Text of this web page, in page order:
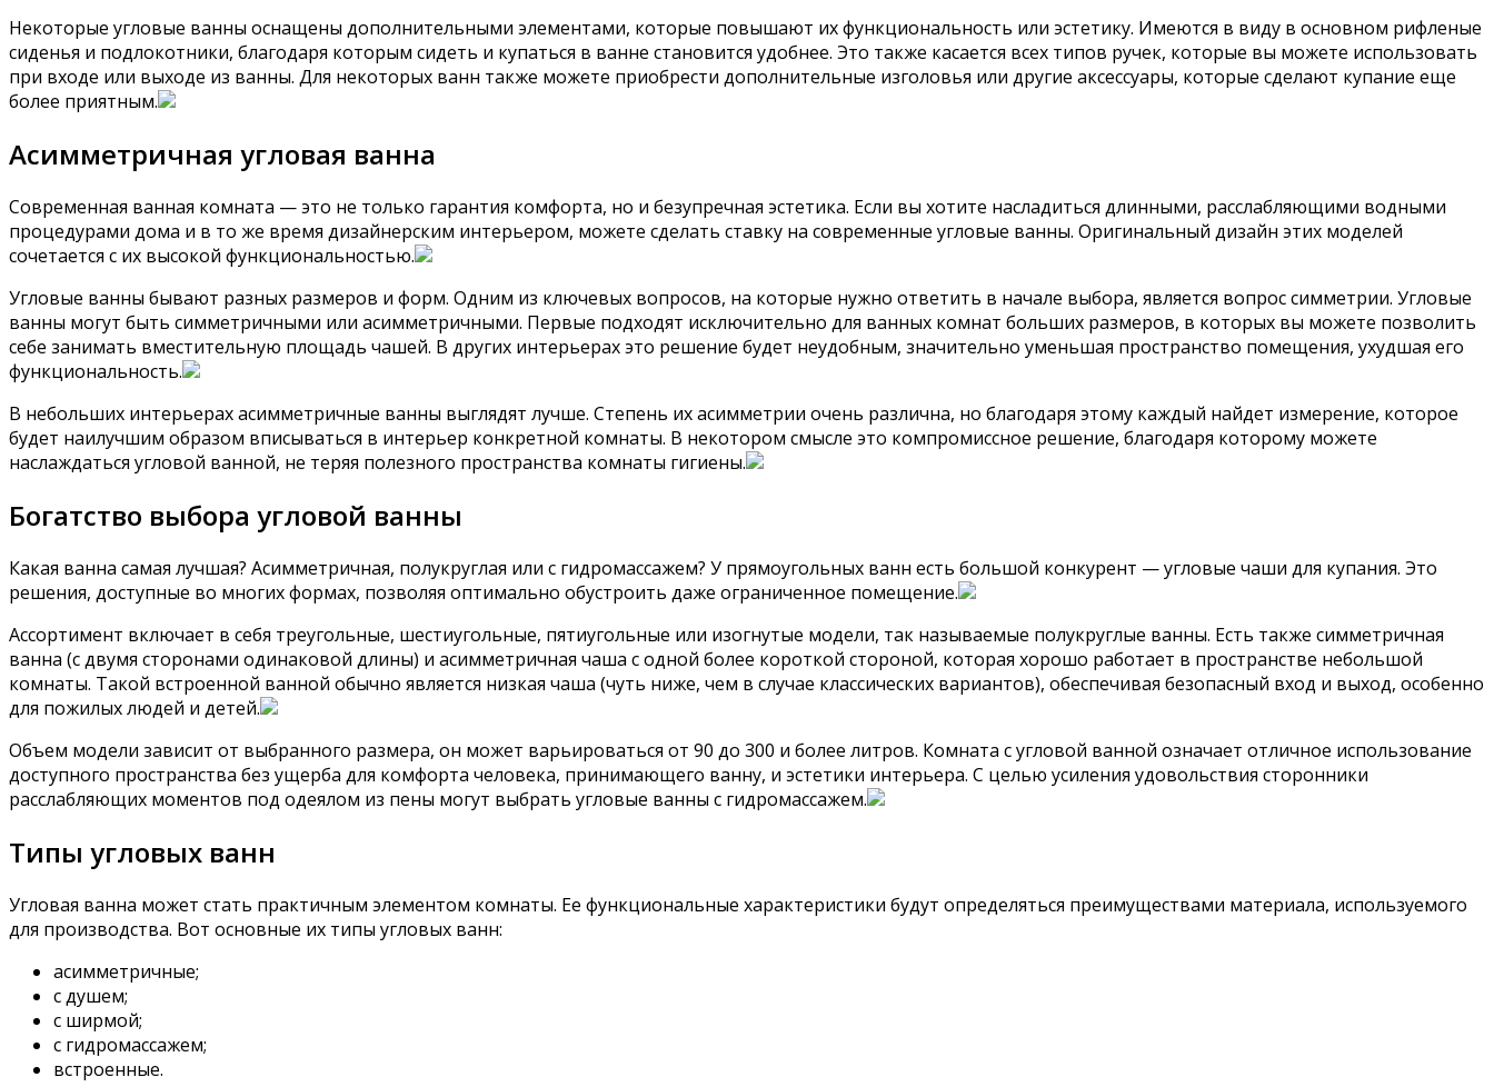
Некоторые угловые ванны оснащены дополнительными элементами, которые повышают их функциональность или эстетику. Имеются в виду в основном рифленые
сиденья и подлокотники, благодаря которым сидеть и купаться в ванне становится удобнее. Это также касается всех типов ручек, которые вы можете использовать
при входе или выходе из ванны. Для некоторых ванн также можете приобрести дополнительные изголовья или другие аксессуары, которые сделают купание еще
более приятным.
Асимметричная угловая ванна
Современная ванная комната — это не только гарантия комфорта, но и безупречная эстетика. Если вы хотите насладиться длинными, расслабляющими водными
процедурами дома и в то же время дизайнерским интерьером, можете сделать ставку на современные угловые ванны. Оригинальный дизайн этих моделей
сочетается с их высокой функциональностью.
Угловые ванны бывают разных размеров и форм. Одним из ключевых вопросов, на которые нужно ответить в начале выбора, является вопрос симметрии. Угловые
ванны могут быть симметричными или асимметричными. Первые подходят исключительно для ванных комнат больших размеров, в которых вы можете позволить
себе занимать вместительную площадь чашей. В других интерьерах это решение будет неудобным, значительно уменьшая пространство помещения, ухудшая его
функциональность.
В небольших интерьерах асимметричные ванны выглядят лучше. Степень их асимметрии очень различна, но благодаря этому каждый найдет измерение, которое
будет наилучшим образом вписываться в интерьер конкретной комнаты. В некотором смысле это компромиссное решение, благодаря которому можете
наслаждаться угловой ванной, не теряя полезного пространства комнаты гигиены.
Богатство выбора угловой ванны
Какая ванна самая лучшая? Асимметричная, полукруглая или с гидромассажем? У прямоугольных ванн есть большой конкурент — угловые чаши для купания. Это
решения, доступные во многих формах, позволяя оптимально обустроить даже ограниченное помещение.
Ассортимент включает в себя треугольные, шестиугольные, пятиугольные или изогнутые модели, так называемые полукруглые ванны. Есть также симметричная
ванна (с двумя сторонами одинаковой длины) и асимметричная чаша с одной более короткой стороной, которая хорошо работает в пространстве небольшой
комнаты. Такой встроенной ванной обычно является низкая чаша (чуть ниже, чем в случае классических вариантов), обеспечивая безопасный вход и выход, особенно
для пожилых людей и детей.
Объем модели зависит от выбранного размера, он может варьироваться от 90 до 300 и более литров. Комната с угловой ванной означает отличное использование
доступного пространства без ущерба для комфорта человека, принимающего ванну, и эстетики интерьера. С целью усиления удовольствия сторонники
расслабляющих моментов под одеялом из пены могут выбрать угловые ванны с гидромассажем.
Типы угловых ванн
Угловая ванна может стать практичным элементом комнаты. Ее функциональные характеристики будут определяться преимуществами материала, используемого
для производства. Вот основные их типы угловых ванн:
асимметричные;
с душем;
с ширмой;
с гидромассажем;
встроенные.